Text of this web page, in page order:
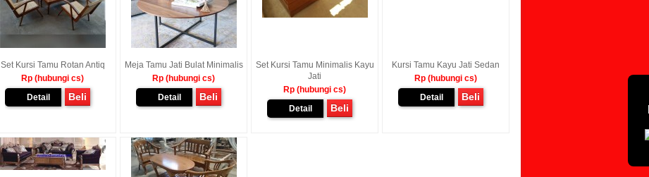
Set Kursi Tamu Rotan Antiq
Rp (hubungi cs)
Detail
Beli
Meja Tamu Jati Bulat Minimalis
Rp (hubungi cs)
Detail
Beli
Set Kursi Tamu Minimalis Kayu
Jati
Rp (hubungi cs)
Detail
Beli
Kursi Tamu Kayu Jati Sedan
Rp (hubungi cs)
Detail
Beli